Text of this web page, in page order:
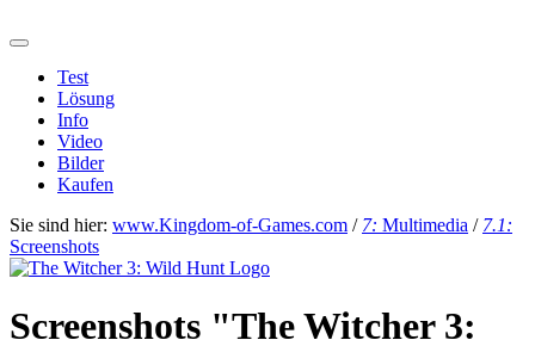
Test
Lösung
Info
Video
Bilder
Kaufen
Sie sind hier: www.Kingdom-of-Games.com / 7: Multimedia / 7.1:
Screenshots
Screenshots "The Witcher 3: